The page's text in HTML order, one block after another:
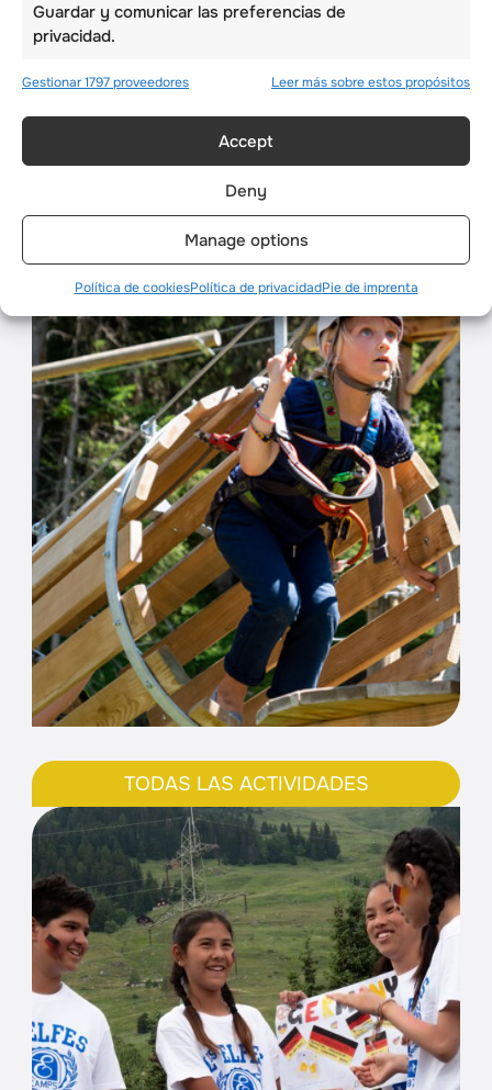
Guardar y comunicar las preferencias de
privacidad.
Gestionar 1797 proveedores Leer más sobre estos propósitos
Accept
Deny
Manage options
Política de cookiesPolítica de privacidadPie de imprenta
PROGRAMA DE CAMPAMENTO DE
VERANO
TODAS LAS ACTIVIDADES